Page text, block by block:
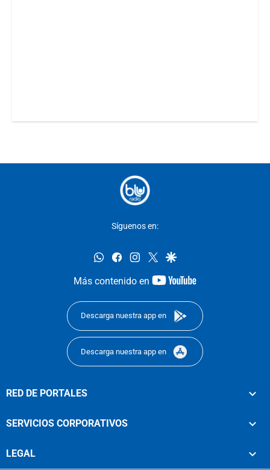
Síguenos en:
whatsappfacebookinstagram
twittergoogle
Más contenido en
youtube-
Descarga nuestra app en
Descarga nuestra app en
RED DE PORTALES
SERVICIOS CORPORATIVOS
LEGAL